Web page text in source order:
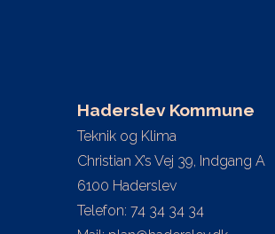
Haderslev Kommune
Teknik og Klima
Christian X’s Vej 39, Indgang A
6100 Haderslev
Telefon: 74 34 34 34